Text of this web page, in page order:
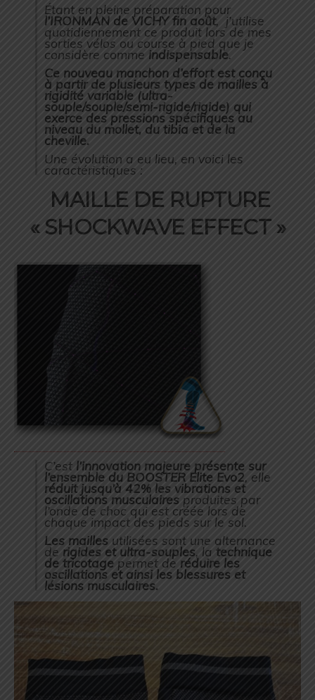
Étant en pleine préparation pour
l’IRONMAN de VICHY fin août, j’utilise
quotidiennement ce produit lors de mes
sorties vélos ou course à pied que je
considère comme indispensable.
Ce nouveau manchon d’effort est conçu
à partir de plusieurs types de mailles à
rigidité variable (ultra-
souple/souple/semi-rigide/rigide) qui
exerce des pressions spécifiques au
niveau du mollet, du tibia et de la
cheville.
Une évolution a eu lieu, en voici les
caractéristiques :
MAILLE DE RUPTURE
« SHOCKWAVE EFFECT »
C’est l’innovation majeure présente sur
l’ensemble du BOOSTER Elite Evo2, elle
réduit jusqu’à 42% les vibrations et
oscillations musculaires produites par
l’onde de choc qui est créée lors de
chaque impact des pieds sur le sol.
Les mailles utilisées sont une alternance
de rigides et ultra-souples, la technique
de tricotage permet de réduire les
oscillations et ainsi les blessures et
lésions musculaires.